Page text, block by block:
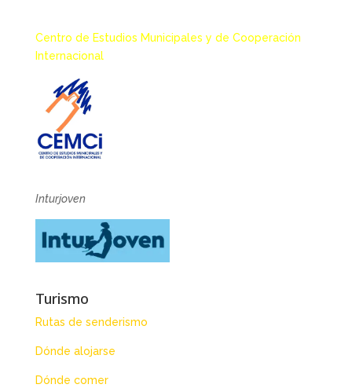
Centro de Estudios Municipales y de Cooperación
Internacional
Inturjoven
Turismo
Rutas de senderismo
Dónde alojarse
Dónde comer